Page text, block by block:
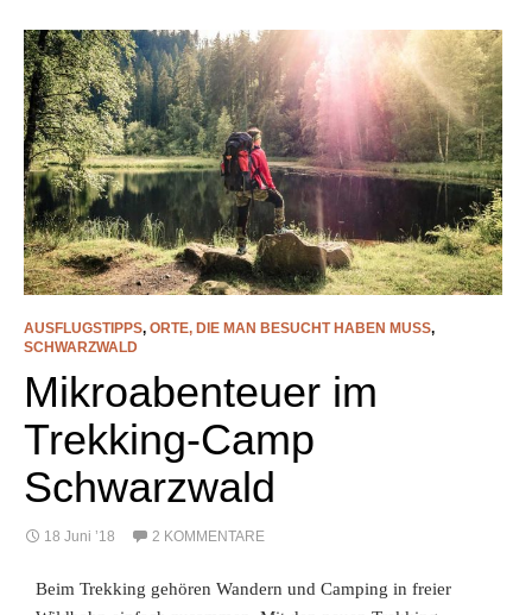
AUSFLUGSTIPPS, ORTE, DIE MAN BESUCHT HABEN MUSS,
SCHWARZWALD
Mikroabenteuer im
Trekking-Camp
Schwarzwald
18 Juni ’18 2 KOMMENTARE
Beim Trekking gehören Wandern und Camping in freier